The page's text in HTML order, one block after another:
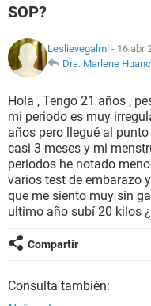
NUTRICIÓN
BIENESTAR
SEXUALIDAD
GLOSARIO
SOP?
Leslievegalml - 16 abr
Dra. Marlene
Hola , Tengo 21 años ,
mi periodo es muy
años pero llegué al
casi 3 meses y mi
periodos he notado
varios test de embarazo
que me siento muy sin
ultimo año subí 20 kilos
Compartir
Consulta también: